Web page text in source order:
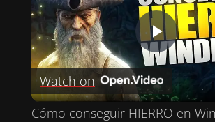
P
L
Watch on
Cómo conseguir HIERRO en